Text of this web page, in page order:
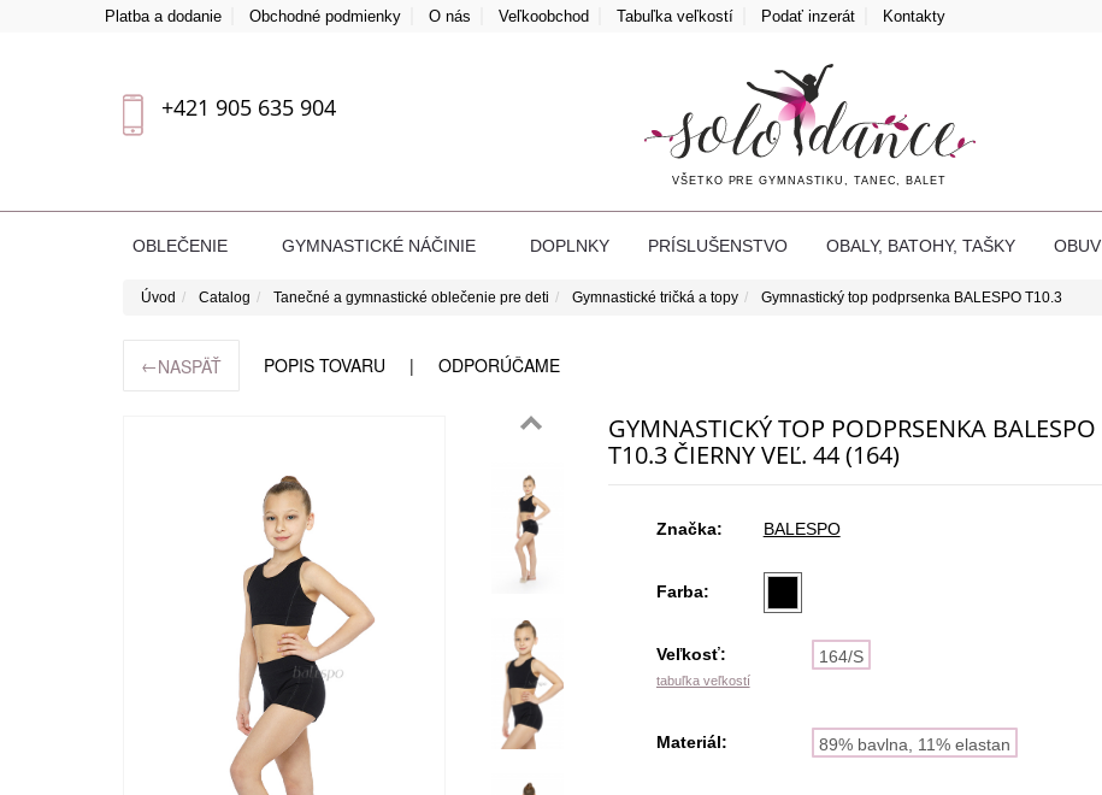
Platba a dodanie Obchodné podmienky O nás Veľkoobchod Tabuľka veľkostí Podať inzerát Kontakty
+421 905 635 904
VŠETKO PRE GYMNASTIKU, TANEC, BALET
OBLEČENIE GYMNASTICKÉ NÁČINIE DOPLNKY PRÍSLUŠENSTVO OBALY, BATOHY, TAŠKY OBUV
Úvod Catalog Tanečné a gymnastické oblečenie pre deti Gymnastické tričká a topy Gymnastický top podprsenka BALESPO T10.3
←NASPÄŤ POPIS TOVARU ODPORÚČAME
GYMNASTICKÝ TOP PODPRSENKA BALESPO
T10.3 ČIERNY VEĽ. 44 (164)
Značka: BALESPO
Farba:
Veľkosť:
tabuľka veľkostí
164/S
Materiál: 89% bavlna, 11% elastan